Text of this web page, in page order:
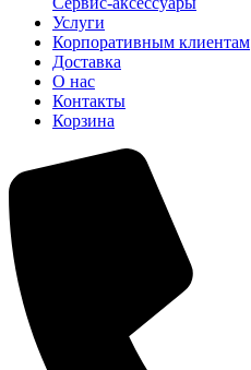
Услуги
Корпоративным клиентам
Доставка
О нас
Контакты
Корзина